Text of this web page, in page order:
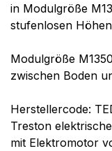
in Modulgröße
stufenlosen
Modulgröße
zwischen Boden
Herstellercode:
Treston
mit Elektromotor